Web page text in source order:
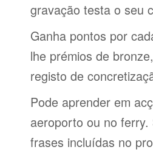
gravação testa o seu
Ganha pontos por
lhe prémios de
registo de
Pode aprender em
aeroporto ou no
frases incluídas no